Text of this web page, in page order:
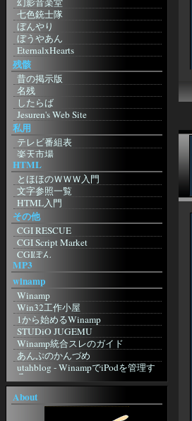
ドライバ
超ドライバリンク集
Nvidia
ATI
Intel
Shishimushi
A blog? with Σαιτω
Choose Opera 日本支部
Kuruman Log - by Kuruma
Mozilla
Mozilla Japan
もじら組
Firefoxまとめサイト
Netscape Japan
Netscape.com
Camino. Mozilla Power, Mac Style
Safari
Bagel
etc
Browser.js
タブブラウザ推奨委員会
Sleipnir
Sylera
Lynx
影鷹
Amaya
Lite
JBrowser
七色銃士隊
ぼんやり
ぼうやあん
EternalxHearts
兵糧攻め
明日もきっと晴れ！
SolomonHeadQuaters
蛙猫子之首頁
アサの夢
giddous moon
ホテル降魔殿
銀天盤
Rpu.Net
お友達blog
RETSUDEN
跡 地
がらくた館跡地
特に意味もなく
Imitation Flowers：日記
ぎほたるしんちゃん
KUNSTMUSEUM
良い子のジャポニカ日記帳
☆美幼女の日記帳・３☆
桃色蜥蜴日記
三日坊主克服日記
似非勇者の隠れ家
良い子のジャポニカ日記帳
ふにふに
ARUPU
Ownerの外部Log
六角軍記
無人の家で発見された手記
blizzardの日記
おはようから おやすみまで 己を見
残骸
昔の掲示版
名残
したらば
Jesuren's Web Site
私用
テレビ番組表
楽天市場
楽天アフィリエイト
amazon.co.jp
NetMile
WebMoney
eBOOK・OFF
Domino's Pizza
すかいらーく
HTML
とほほのＷＷＷ入門
文字参照一覧
HTML入門
その他
CGI RESCUE
CGI Script Market
CGIぽん
Going My Way
ImageCanvas
KENT WEB
MAKOTO3.NET
Mini CGI
WonderLink【CGI配布サイト】
ぴんぽんすくりぷと
インターネット＆CGI入門講座
個人掲示板 powered by teacup.
研究室☆
CGI・Perl入門
FLASH DESIGN WILL
TrendMicro
MP3
winamp
Winamp
Win32工作小屋
1から始めるWinamp
STUDiO JUGEMU
Winamp統合スレのガイド
あんぷのかんづめ
utahblog - WinampでiPodを管理す
る
foobar2000
foobar2000
About